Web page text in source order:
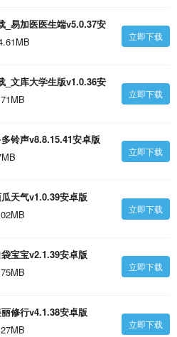
_易加医医生端v5.0.37安
立即下载
_文库大学生版v1.0.36安
立即下载
铃声v8.8.15.41安卓版
立即下载
天气v1.0.39安卓版
立即下载
宝宝v2.1.39安卓版
立即下载
修行v4.1.38安卓版
立即下载